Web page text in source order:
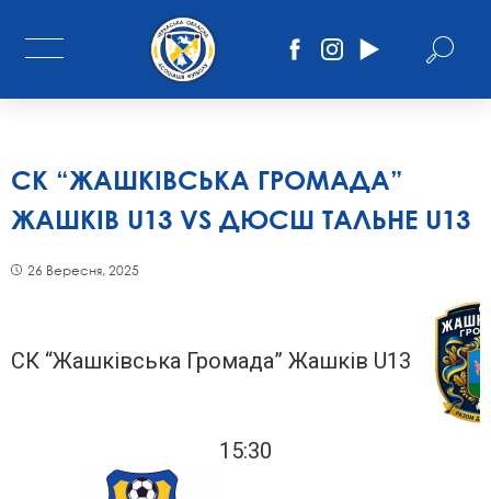
СК “ЖАШКІВСЬКА ГРОМАДА”
ЖАШКІВ U13 VS ДЮСШ ТАЛЬНЕ U13
26 Вересня, 2025
СК “Жашківська Громада” Жашків U13
15:30